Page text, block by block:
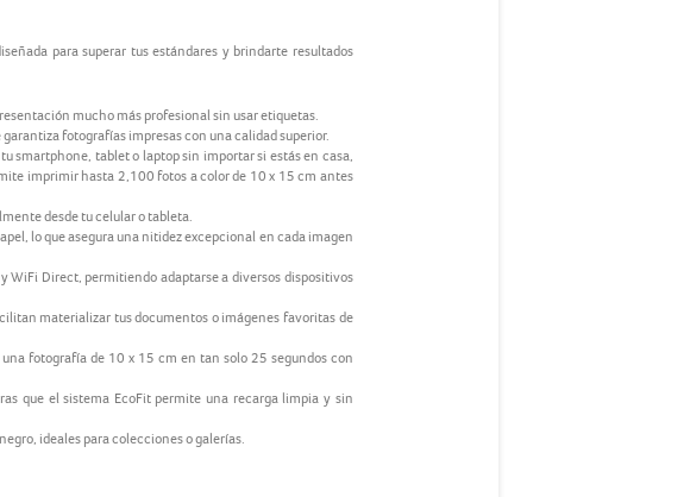
para superar tus estándares y brindarte resultados
mucho más profesional sin usar etiquetas.
fotografías impresas con una calidad superior.
smartphone, tablet o laptop sin importar si estás en casa,
imprimir hasta 2,100 fotos a color de 10 x 15 cm antes
desde tu celular o tableta.
lo que asegura una nitidez excepcional en cada imagen
WiFi Direct, permitiendo adaptarse a diversos dispositivos
materializar tus documentos o imágenes favoritas de
fotografía de 10 x 15 cm en tan solo 25 segundos con
que el sistema EcoFit permite una recarga limpia y sin
ideales para colecciones o galerías.